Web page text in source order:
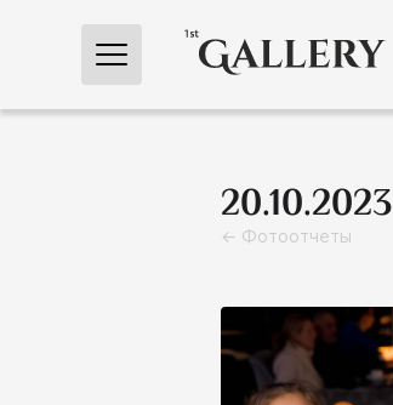
20.10.2023
← Фотоотчеты